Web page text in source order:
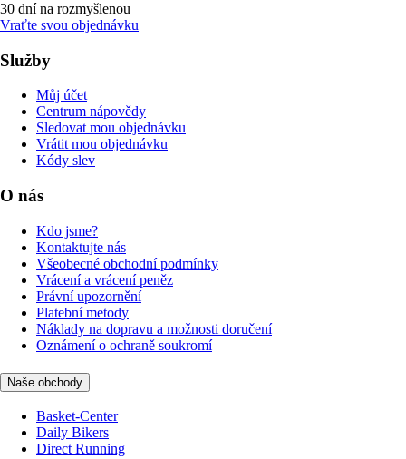
30 dní na rozmyšlenou
Vraťte svou objednávku
Služby
Můj účet
Centrum nápovědy
Sledovat mou objednávku
Vrátit mou objednávku
Kódy slev
O nás
Kdo jsme?
Kontaktujte nás
Všeobecné obchodní podmínky
Vrácení a vrácení peněz
Právní upozornění
Platební metody
Náklady na dopravu a možnosti doručení
Oznámení o ochraně soukromí
Naše obchody
Basket-Center
Daily Bikers
Direct Running